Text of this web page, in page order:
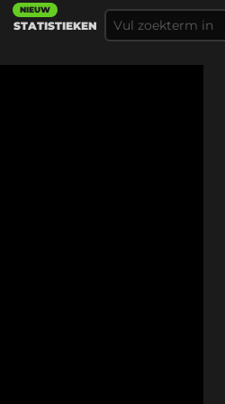
STATISTIEKEN
NIEUW